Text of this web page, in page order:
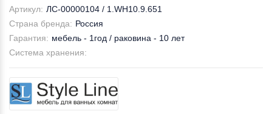
Артикул: ЛС-00000104 / 1.WH10.9.651
Страна бренда: Россия
Гарантия: мебель - 1год / раковина - 10 лет
Система хранения: